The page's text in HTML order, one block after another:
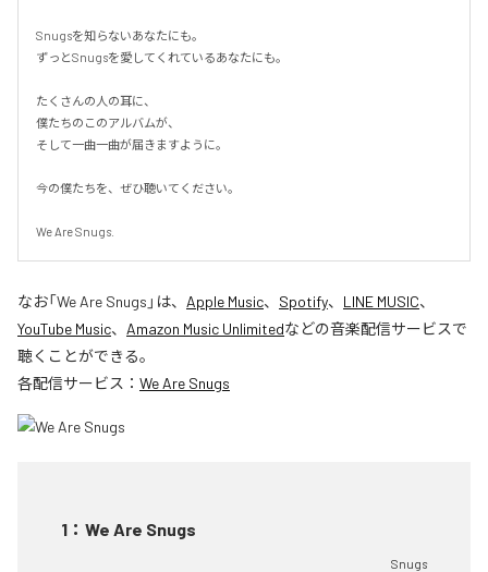
Snugsを知らないあなたにも。
ずっとSnugsを愛してくれているあなたにも。
たくさんの人の耳に、
僕たちのこのアルバムが、
そして一曲一曲が届きますように。
今の僕たちを、ぜひ聴いてください。
We Are Snugs.
なお「We Are Snugs 」は、 Apple Music、 Spotify、 LINE MUSIC、
YouTube Music、 Amazon Music Unlimitedなどの音楽配信サービスで
聴くことができる。
各配信サービス： We Are Snugs
1 ： We Are Snugs
Snugs